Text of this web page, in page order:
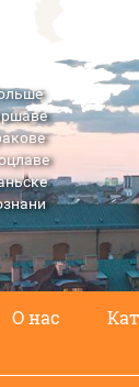
О нас